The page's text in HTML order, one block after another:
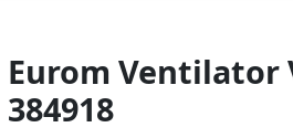
Eurom Ventilator
384918